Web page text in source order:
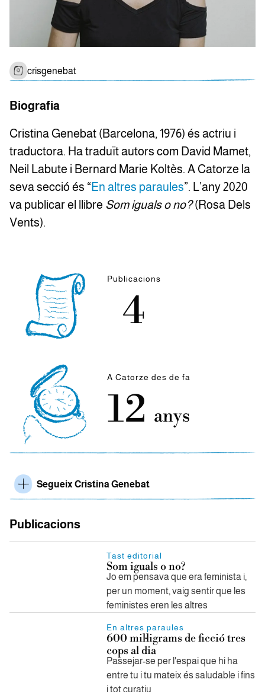
crisgenebat
Biografia
Cristina Genebat (Barcelona, 1976) és actriu i
traductora. Ha traduït autors com David Mamet,
Neil Labute i Bernard Marie Koltès. A Catorze la
seva secció és “En altres paraules”. L’any 2020
va publicar el llibre Som iguals o no?(Rosa Dels
Vents).
Publicacions
4
A Catorze des de fa
12 anys
Segueix Cristina Genebat
Publicacions
Tast editorial
Som iguals o no?
Jo em pensava que era feminista i,
per un moment, vaig sentir que les
feministes eren les altres
En altres paraules
600 mil·ligrams de ficció tres
cops al dia
Passejar-se per l'espai que hi ha
entre tu i tu mateix és saludable i fins
i tot curatiu